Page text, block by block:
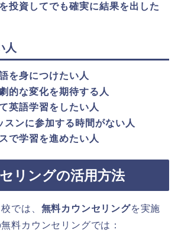
投資してでも確実に結果を出した
人
を身につけたい人
的な変化を期待する人
英語学習をしたい人
スンに参加する時間がない人
で学習を進めたい人
リングの活用方法
では、 無料カウンセリングを実施
料カウンセリングでは：